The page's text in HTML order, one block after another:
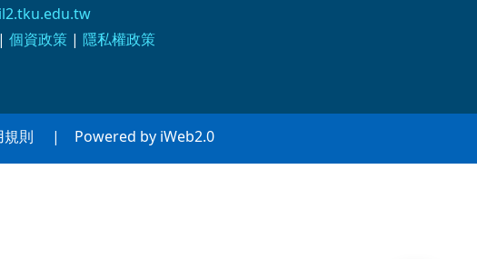
| 個資政策 | 隱私權政策
用規則 | Powered by iWeb2.0